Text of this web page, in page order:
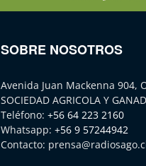
SOBRE NOSOTROS
Avenida Juan Mackenna 904,
SOCIEDAD AGRICOLA Y
Teléfono: +56 64 223 2160
Whatsapp: +56 9 57244942
Contacto: